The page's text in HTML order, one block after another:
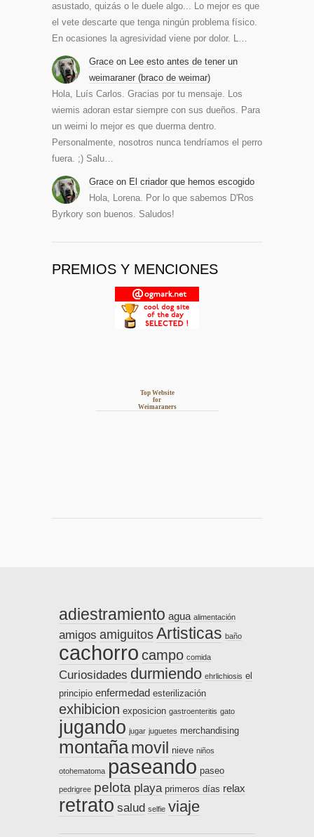
asustado, quizás o le duele algo... Lo mejor es que
el vete descarte que tenga ningún problema físico.
En ocasiones la agresividad viene por dolor. L…
Grace on Lee esto antes de tener un
weimaraner (braco de weimar)
Hola, Luís Carlos. Gracias por tu mensaje. Los
wiemis adoran estar siempre con sus dueños. Para
un weimi lo mejor es que duerma dentro.
Personalmente, nosotros nunca tendríamos el perro
fuera. ;) Salu…
Grace on El criador que hemos escogido
Hola, Lorena. Por lo que sabemos D'Ros
Byrkory son buenos. Saludos!
PREMIOS Y MENCIONES
Top Website
for
Weimaraners
adiestramiento agua alimentación
amigos amiguitos Artisticas baño
cachorro campo comida
Curiosidades durmiendo ehrlichiosis el
principio enfermedad esterilización
exhibicion exposicion gastroenteritis gato
jugando jugar juguetes merchandising
montañamovil nieve niños
otohematoma paseando paseo
pedrigree pelota playa primeros días relax
retrato salud selfie viaje